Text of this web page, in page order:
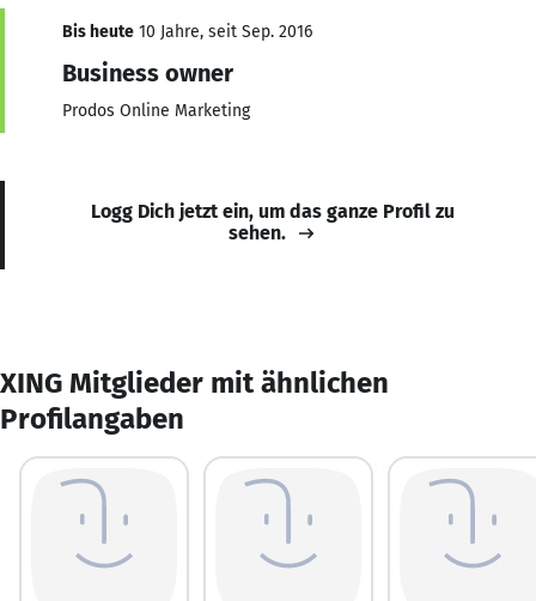
Bis heute 10 Jahre, seit Sep. 2016
Business owner
Prodos Online Marketing
Logg Dich jetzt ein, um das ganze Profil zu
sehen.
XING Mitglieder mit ähnlichen
Profilangaben